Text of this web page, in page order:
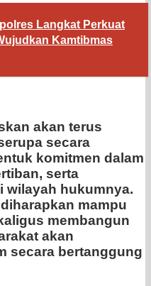
Langkat Perkuat
Kamtibmas
akan terus
secara
komitmen dalam
serta
wilayah hukumnya.
mampu
membangun
akan
secara bertanggung